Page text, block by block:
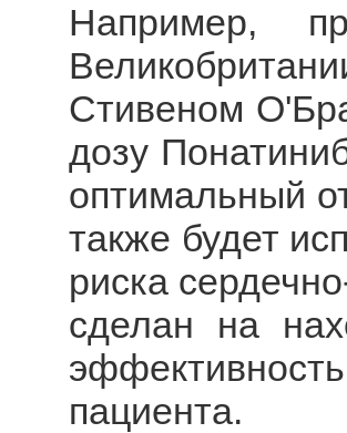
Например,
Стивеном
дозу
оптимальный
также будет
риска
сделан на
пациента.